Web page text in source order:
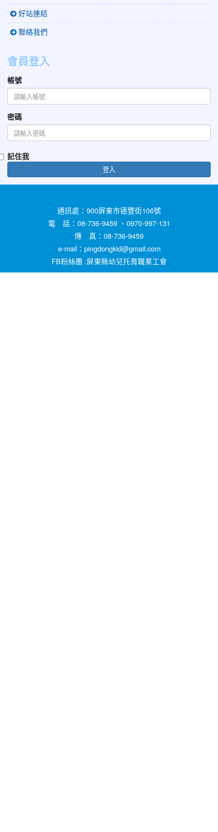
好站連結
聯絡我們
會員登入
帳號
密碼
記住我
登入
通訊處：900屏東市德豐街106號
電 話：08-736-9459 、0970-997-131
傳 真：08-736-9459
e-mail：pingdongkid@gmail.com
FB粉絲團 :屏東縣幼兒托育職業工會